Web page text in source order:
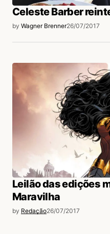
Celeste Barber
by Wagner Brenner26/07/2017
Leilão das edições
Maravilha
by Redação26/07/2017